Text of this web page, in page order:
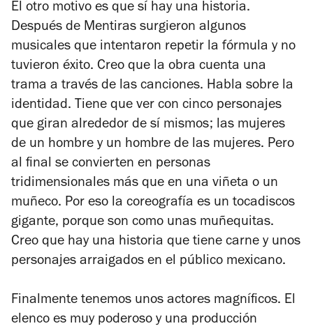
El otro motivo es que sí hay una historia.
Después de Mentiras surgieron algunos
musicales que intentaron repetir la fórmula y no
tuvieron éxito. Creo que la obra cuenta una
trama a través de las canciones. Habla sobre la
identidad. Tiene que ver con cinco personajes
que giran alrededor de sí mismos; las mujeres
de un hombre y un hombre de las mujeres. Pero
al final se convierten en personas
tridimensionales más que en una viñeta o un
muñeco. Por eso la coreografía es un tocadiscos
gigante, porque son como unas muñequitas.
Creo que hay una historia que tiene carne y unos
personajes arraigados en el público mexicano.
Finalmente tenemos unos actores magníficos. El
elenco es muy poderoso y una producción